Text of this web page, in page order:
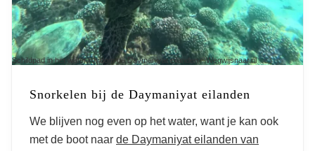
Schildpad in het water rondom de Daymaniyat eilanden ©Wegwijsnaar.nl
Snorkelen bij de Daymaniyat eilanden
We blijven nog even op het water, want je kan ook
met de boot naar de Daymaniyat eilanden van